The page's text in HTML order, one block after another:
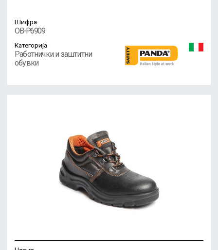
Шифра
OB-P6909
Категорија
Работнички и заштитни
обувки